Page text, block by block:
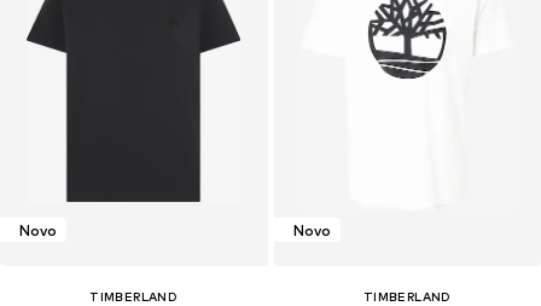
Novo
TIMBERLAND
Novo
TIMBERLAND